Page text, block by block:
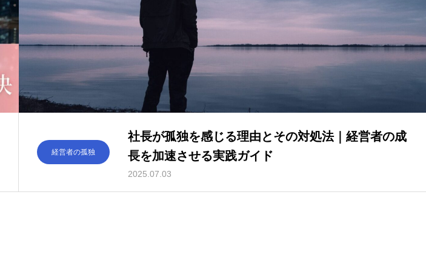
経営者の孤独
社長が孤独を感じる理由とその対処法｜経営者の成
長を加速させる実践ガイド
2025.07.03